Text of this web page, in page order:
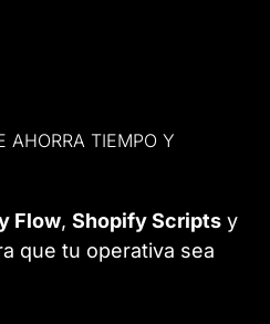
AHORRA TIEMPO Y
Flow,Shopify Scripts y
que tu operativa sea